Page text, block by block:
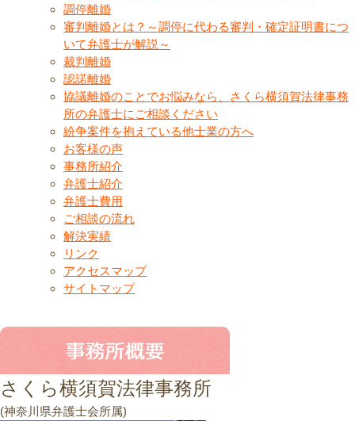
調停離婚
審判離婚とは？～調停に代わる審判・確定証明書につ
いて弁護士が解説～
裁判離婚
認諾離婚
協議離婚のことでお悩みなら、さくら横須賀法律事務
所の弁護士にご相談ください
紛争案件を抱えている他士業の方へ
お客様の声
事務所紹介
弁護士紹介
弁護士費用
ご相談の流れ
解決実績
リンク
アクセスマップ
サイトマップ
さくら横須賀法律事務所
(神奈川県弁護士会所属)